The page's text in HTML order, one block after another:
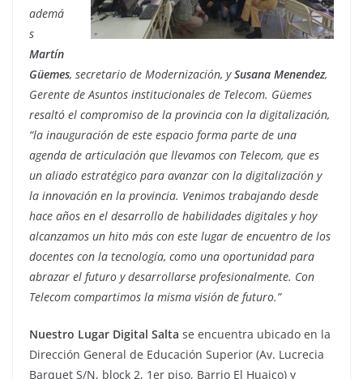
ademá
s
Martín
Güemes, secretario de Modernización, ySusana Menendez,
Gerente de Asuntos institucionales de Telecom. Güemes
resaltó el compromiso de la provincia con la digitalización,
“la inauguración de este espacio forma parte de una
agenda de articulación que llevamos con Telecom, que es
un aliado estratégico para avanzar con la digitalización y
la innovación en la provincia. Venimos trabajando desde
hace años en el desarrollo de habilidades digitales y hoy
alcanzamos un hito más con este lugar de encuentro de los
docentes con la tecnología, como una oportunidad para
abrazar el futuro y desarrollarse profesionalmente. Con
Telecom compartimos la misma visión de futuro.”
Nuestro Lugar Digital Salta se encuentra ubicado en la
Dirección General de Educación Superior (Av. Lucrecia
Barquet S/N, block 2, 1er piso, Barrio El Huaico) y